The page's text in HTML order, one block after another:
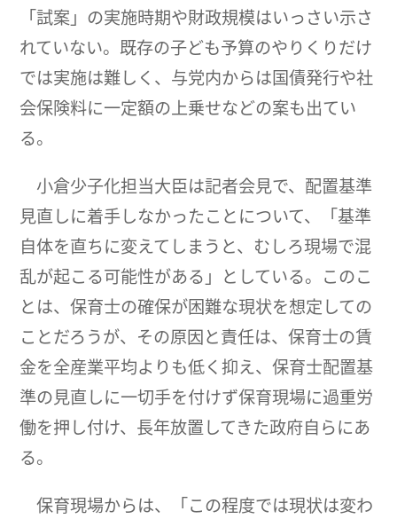
「試案」の実施時期や財政規模はいっさい示さ
れていない。既存の子ども予算のやりくりだけ
では実施は難しく、与党内からは国債発行や社
会保険料に一定額の上乗せなどの案も出てい
る。
小倉少子化担当大臣は記者会見で、配置基準
見直しに着手しなかったことについて、「基準
自体を直ちに変えてしまうと、むしろ現場で混
乱が起こる可能性がある」としている。このこ
とは、保育士の確保が困難な現状を想定しての
ことだろうが、その原因と責任は、保育士の賃
金を全産業平均よりも低く抑え、保育士配置基
準の見直しに一切手を付けず保育現場に過重労
働を押し付け、長年放置してきた政府自らにあ
る。
保育現場からは、「この程度では現状は変わ